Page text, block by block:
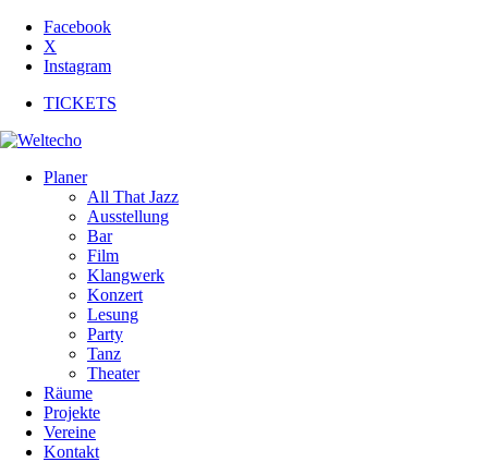
Facebook
X
Instagram
TICKETS
Planer
All That Jazz
Ausstellung
Bar
Film
Klangwerk
Konzert
Lesung
Party
Tanz
Theater
Räume
Projekte
Vereine
Kontakt